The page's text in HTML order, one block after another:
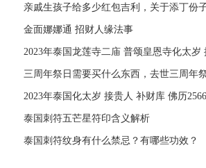
亲戚生孩子给多少红包吉利，关于添丁份
金面娜娜通 招财人缘法事
2023年泰国龙莲寺二庙 普颂皇恩寺化太岁
2566年
三周年祭日需要买什么东西，去世三周年
2023年泰国化太岁 接贵人 补财库 佛历
泰国刺符五芒星符印含义解析
泰国刺符纹身有什么禁忌？有哪些功效？